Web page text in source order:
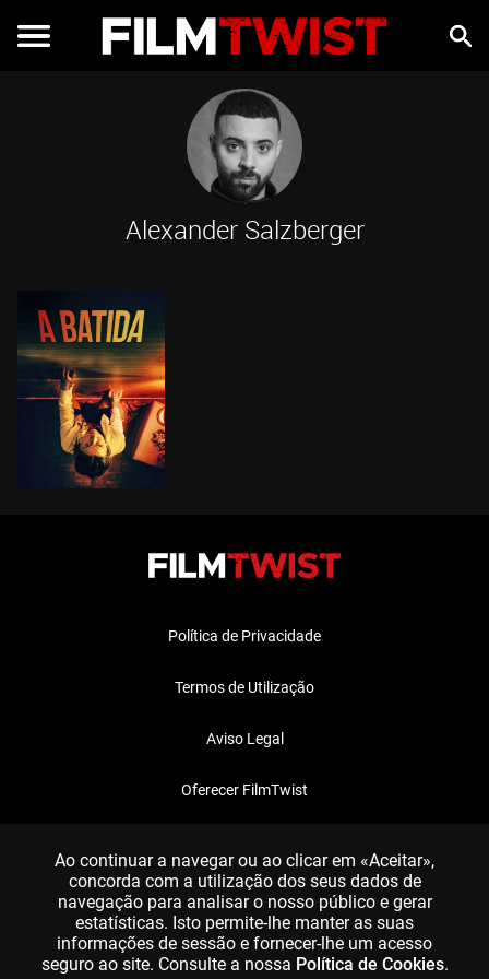
Alexander Salzberger
Política de Privacidade
Termos de Utilização
Aviso Legal
Oferecer FilmTwist
Ao continuar a navegar ou ao clicar em «Aceitar»,
concorda com a utilização dos seus dados de
navegação para analisar o nosso público e gerar
estatísticas. Isto permite-lhe manter as suas
informações de sessão e fornecer-lhe um acesso
seguro ao site. Consulte a nossa Política de Cookies.